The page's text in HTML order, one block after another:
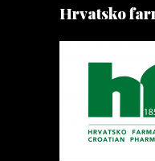
Hrvatsko